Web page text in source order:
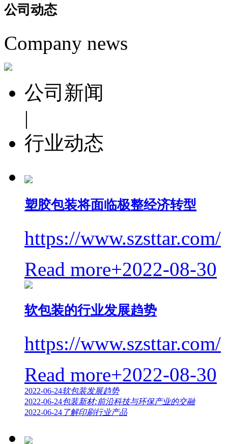
公司 动态
Company news
公司新闻
|
行业动态
塑胶包装将面临极整经济转型
https://www.szsttar.com/
Read more+2022-08-30
软包装的行业发展趋势
https://www.szsttar.com/
Read more+2022-08-30
2022-06-24软包装发展趋势
2022-06-24包装新材:前沿科技与环保产业的交融
2022-06-24 了解印刷行业产品